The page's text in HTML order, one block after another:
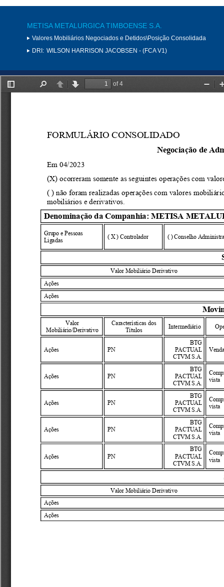
METISA METALURGICA TIMBOENSE S.A.
Valores Mobiliários Negociados e Detidos\Posição Consolidada
DRI: WILSON HARRISON JACOBSEN - (FCA V1)